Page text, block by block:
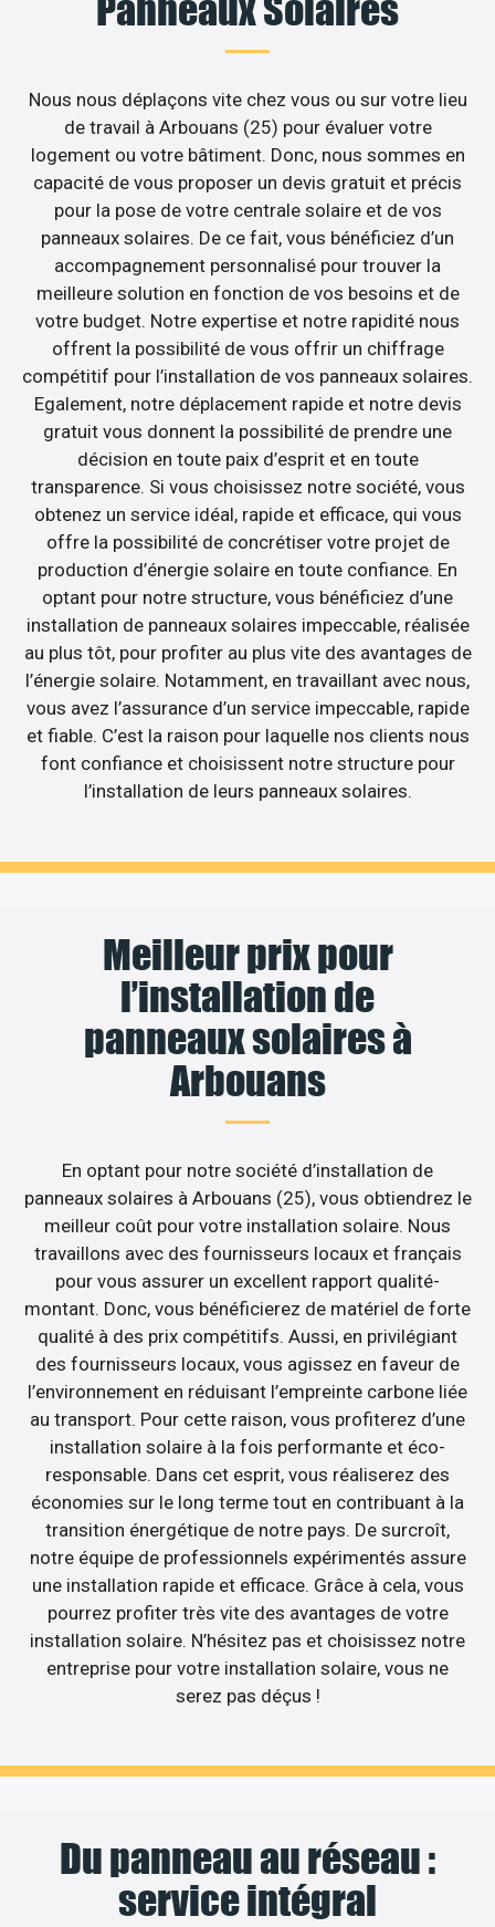
Panneaux Solaires
Nous nous déplaçons vite chez vous ou sur votre lieu
de travail à Arbouans (25) pour évaluer votre
logement ou votre bâtiment. Donc, nous sommes en
capacité de vous proposer un devis gratuit et précis
pour la pose de votre centrale solaire et de vos
panneaux solaires. De ce fait, vous bénéficiez d’un
accompagnement personnalisé pour trouver la
meilleure solution en fonction de vos besoins et de
votre budget. Notre expertise et notre rapidité nous
offrent la possibilité de vous offrir un chiffrage
compétitif pour l’installation de vos panneaux solaires.
Egalement, notre déplacement rapide et notre devis
gratuit vous donnent la possibilité de prendre une
décision en toute paix d’esprit et en toute
transparence. Si vous choisissez notre société, vous
obtenez un service idéal, rapide et efficace, qui vous
offre la possibilité de concrétiser votre projet de
production d’énergie solaire en toute confiance. En
optant pour notre structure, vous bénéficiez d’une
installation de panneaux solaires impeccable, réalisée
au plus tôt, pour profiter au plus vite des avantages de
l’énergie solaire. Notamment, en travaillant avec nous,
vous avez l’assurance d’un service impeccable, rapide
et fiable. C’est la raison pour laquelle nos clients nous
font confiance et choisissent notre structure pour
l’installation de leurs panneaux solaires.
Meilleur prix pour
l’installation de
panneaux solaires à
Arbouans
En optant pour notre société d’installation de
panneaux solaires à Arbouans (25), vous obtiendrez le
meilleur coût pour votre installation solaire. Nous
travaillons avec des fournisseurs locaux et français
pour vous assurer un excellent rapport qualité-
montant. Donc, vous bénéficierez de matériel de forte
qualité à des prix compétitifs. Aussi, en privilégiant
des fournisseurs locaux, vous agissez en faveur de
l’environnement en réduisant l’empreinte carbone liée
au transport. Pour cette raison, vous profiterez d’une
installation solaire à la fois performante et éco-
responsable. Dans cet esprit, vous réaliserez des
économies sur le long terme tout en contribuant à la
transition énergétique de notre pays. De surcroît,
notre équipe de professionnels expérimentés assure
une installation rapide et efficace. Grâce à cela, vous
pourrez profiter très vite des avantages de votre
installation solaire. N’hésitez pas et choisissez notre
entreprise pour votre installation solaire, vous ne
serez pas déçus !
Du panneau au réseau :
service intégral